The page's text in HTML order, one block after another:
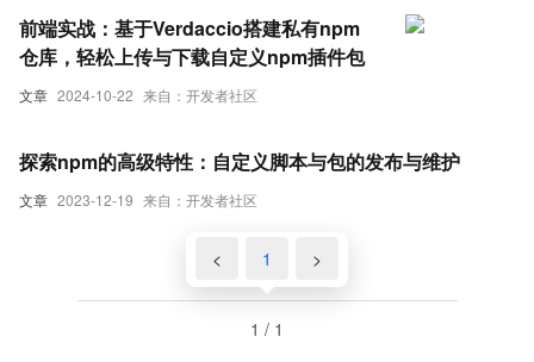
文章 2024-10-22 来自：开发者社区
前端实战：基于Verdaccio搭建私有npm
仓库，轻松上传与下载自定义npm插件包
文章 2023-12-19 来自：开发者社区
探索npm的高级特性：自定义脚本与包的发布与维护
< 1 >
1 / 1